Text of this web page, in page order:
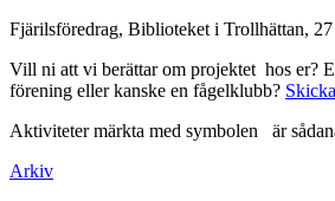
Fjärilsföredrag, Biblioteket i Trollhättan,
Vill ni att vi berättar om projektet hos er?
förening eller kanske en fågelklubb?
Aktiviteter märkta med symbolen
är
Arkiv